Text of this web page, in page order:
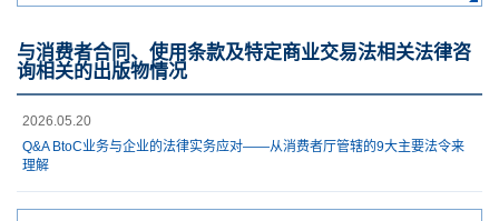
与消费者合同、使用条款及特定商业交易法相关法律咨
询相关的出版物情况
2026.05.20
Q&A BtoC业务与企业的法律实务应对——从消费者厅管辖的9大主要法令来
理解